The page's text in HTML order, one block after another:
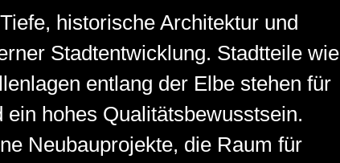
historische Architektur und
Stadtentwicklung. Stadtteile wie
entlang der Elbe stehen für
hohes Qualitätsbewusstsein.
Neubauprojekte, die Raum für